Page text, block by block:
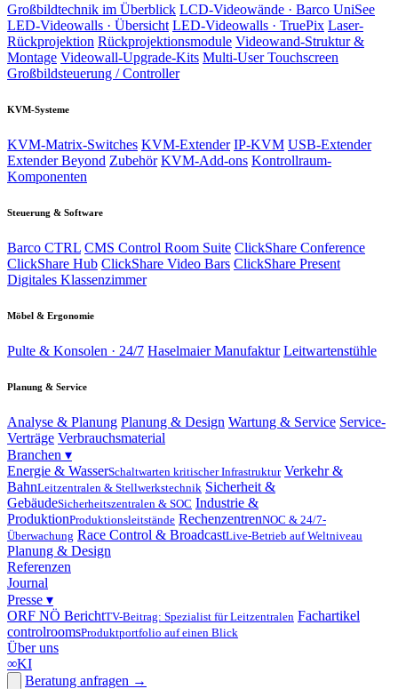
Großbildtechnik im Überblick LCD-Videowände · Barco UniSee
LED-Videowalls · Übersicht LED-Videowalls · TruePix Laser-
Rückprojektion Rückprojektionsmodule Videowand-Struktur &
Montage Videowall-Upgrade-Kits Multi-User Touchscreen
Großbildsteuerung / Controller
KVM-Systeme
KVM-Matrix-Switches KVM-Extender IP-KVM USB-Extender
Extender Beyond Zubehör KVM-Add-ons Kontrollraum-
Komponenten
Steuerung & Software
Barco CTRL CMS Control Room Suite ClickShare Conference
ClickShare Hub ClickShare Video Bars ClickShare Present
Digitales Klassenzimmer
Möbel & Ergonomie
Pulte & Konsolen · 24/7 Haselmaier Manufaktur Leitwartenstühle
Planung & Service
Analyse & Planung Planung & Design Wartung & Service Service-
Verträge Verbrauchsmaterial
Branchen ▾
Energie & WasserSchaltwarten kritischer Infrastruktur Verkehr &
BahnLeitzentralen & Stellwerkstechnik Sicherheit &
GebäudeSicherheitszentralen & SOC Industrie &
ProduktionProduktionsleitstände RechenzentrenNOC & 24/7-
Überwachung Race Control & BroadcastLive-Betrieb auf Weltniveau
Planung & Design
Referenzen
Journal
Presse ▾
ORF NÖ BerichtTV-Beitrag: Spezialist für Leitzentralen Fachartikel
controlroomsProduktportfolio auf einen Blick
Über uns
∞KI
Beratung anfragen →